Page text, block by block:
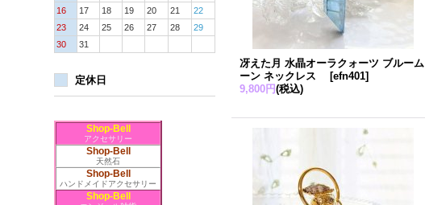
16
17 18 19 20 21
22
23
24 25 26 27 28
29
30
31
定休日
Shop-Bell
アクセサリー
Shop-Bell
天然石
Shop-Bell
ハンドメイドアクセサリー
Shop-Bell
冴えた月 水晶オーラクォーツ ブルーム
ーン ネックレス
[efn401]
9,800円(税込)